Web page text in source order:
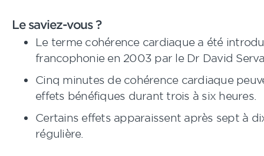
Le saviez-vous ?
Le terme cohérence cardiaque a été
francophonie en 2003 par le Dr David
Cinq minutes de cohérence cardiaque
effets bénéfiques durant trois à six heures.
Certains effets apparaissent après sept à
régulière.